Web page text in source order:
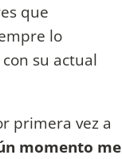
que
lo
su actual
primera vez a
momento me